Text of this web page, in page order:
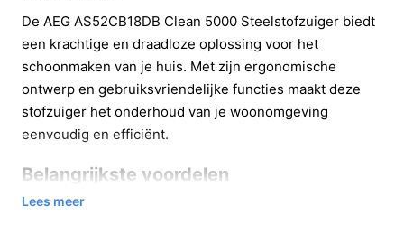
De AEG AS52CB18DB Clean 5000 Steelstofzuiger biedt
een krachtige en draadloze oplossing voor het
schoonmaken van je huis. Met zijn ergonomische
ontwerp en gebruiksvriendelijke functies maakt deze
stofzuiger het onderhoud van je woonomgeving
eenvoudig en efficiënt.
Belangrijkste voordelen
De AEG AS52CB18DB Clean 5000 heeft verschillende
Lees meer